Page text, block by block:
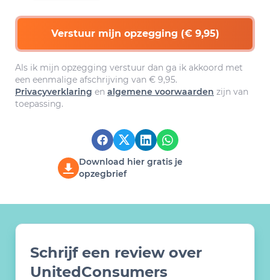
Verstuur mijn opzegging (€ 9,95)
Als ik mijn opzegging verstuur dan ga ik akkoord met
een eenmalige afschrijving van € 9,95.
Privacyverklaring en algemene voorwaarden zijn van
toepassing.
Download hier gratis je
opzegbrief
Schrijf een review over
UnitedConsumers